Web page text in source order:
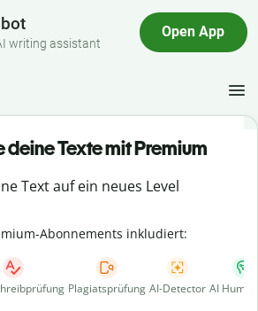
writing assistant
Open App
deine Texte mit Premium
Text auf ein neues Level
Abonnements inkludiert:
Plagiatsprüfung AI-Detector AI